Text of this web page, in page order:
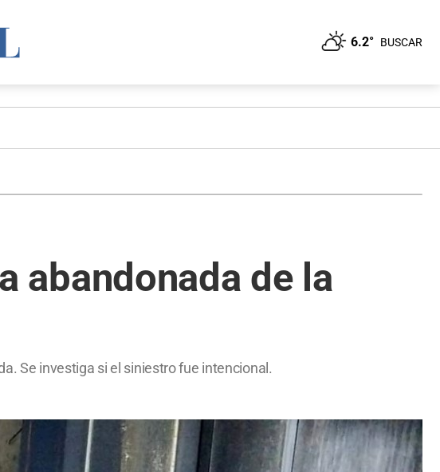
6.2° BUSCAR
abandonada de la
Se investiga si el siniestro fue intencional.